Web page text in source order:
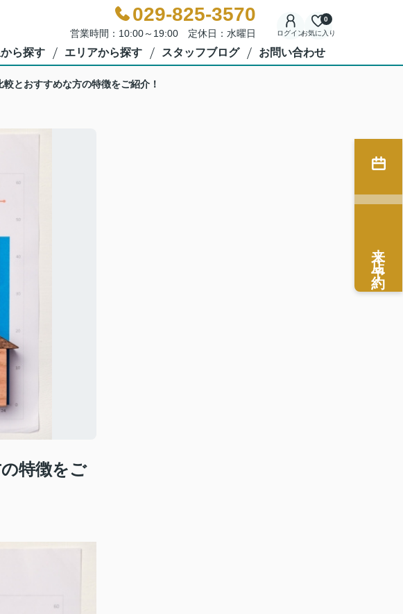
029-825-3570
営業時間：10:00～19:00 定休日：水曜日 ログインお気に入り
0
ら探す エリアから探す スタッフブログ お問い合わせ
とおすすめな方の特徴をご紹介！
特徴をご
来店予約